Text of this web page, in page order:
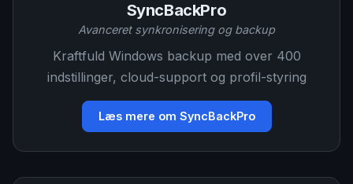
SyncBackPro
Avanceret synkronisering og backup
Kraftfuld Windows backup med over 400
indstillinger, cloud-support og profil-styring
Læs mere om SyncBackPro